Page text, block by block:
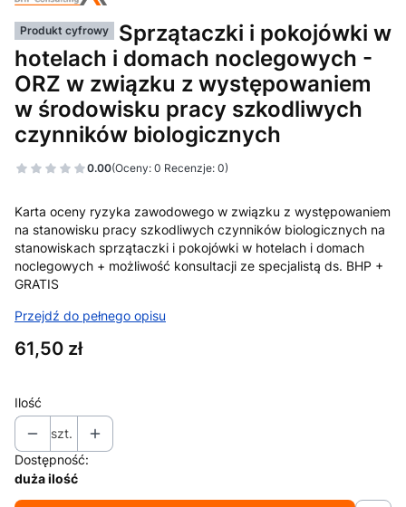
Produkt cyfrowy
Sprzątaczki i pokojówki w
hotelach i domach noclegowych -
ORZ w związku z występowaniem
w środowisku pracy szkodliwych
czynników biologicznych
0.00(Oceny: 0 Recenzje: 0)
Karta oceny ryzyka zawodowego w związku z występowaniem
na stanowisku pracy szkodliwych czynników biologicznych na
stanowiskach sprzątaczki i pokojówki w hotelach i domach
noclegowych + możliwość konsultacji ze specjalistą ds. BHP +
GRATIS
Przejdź do pełnego opisu
Cena
61,50 zł
Ilość
szt.
Dostępność:
duża ilość